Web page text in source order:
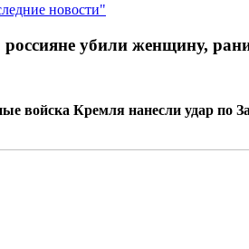
новости"
убили женщину,
войска Кремля нанесли удар по